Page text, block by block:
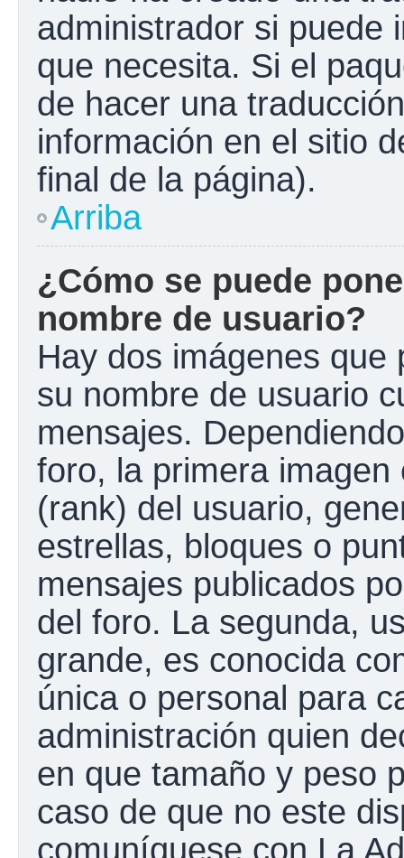
administrador si puede
que necesita. Si el
de hacer una
información en el sitio
final de la página).
Arriba
¿Cómo se puede
nombre de usuario?
Hay dos imágenes que
su nombre de usuario
mensajes.
foro, la primera
(rank) del usuario,
estrellas, bloques o
mensajes publicados
del foro. La segunda,
grande, es conocida
única o personal para
administración quien
en que tamaño y peso
caso de que no este
comuníquese con La